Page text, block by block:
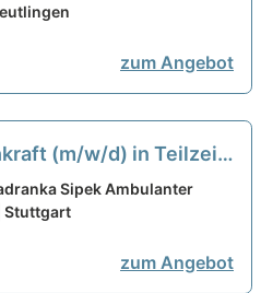
zum Angebot
(m/w/d) in Teilzeit
Ihr neuer Arbeitsplatz
Team!
Sipek Ambulanter
Stuttgart
zum Angebot